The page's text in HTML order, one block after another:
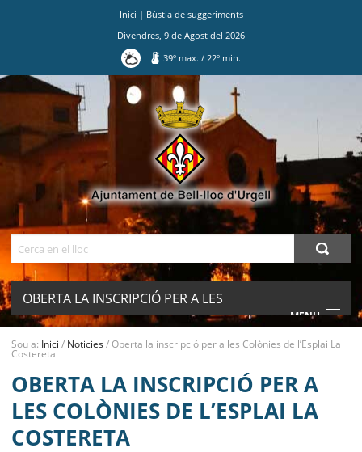
Inici | Bústia de suggeriments
Divendres 9 de Agost del 2026
39º max./ 22º min.
OBERTA LA INSCRIPCIÓ PER A LES
COLÒNIES DE L’ESPLAI LA COSTERETA
MENU
MUNICIPI
SEU ELECTRÒNICA
Sou a: Inici / Noticies/Oberta la inscripció per a les Colònies de l’Esplai La
Costereta
OBERTA LA INSCRIPCIÓ PER A
LES COLÒNIES DE L’ESPLAI LA
COSTERETA